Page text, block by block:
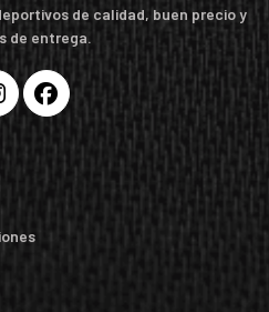
de calidad, buen precio y
de entrega.